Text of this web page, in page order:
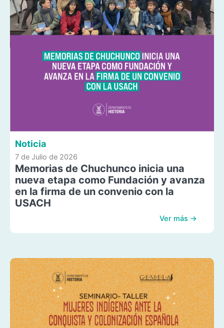
Noticia
7 de Julio de 2026
Memorias de Chuchunco inicia una
nueva etapa como Fundación y avanza
en la firma de un convenio con la
USACH
Ver más →